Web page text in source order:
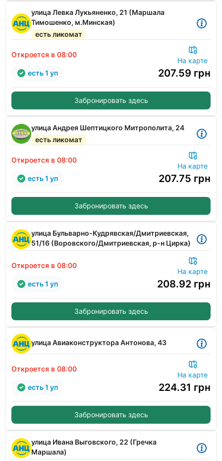
улица Левка Лукьяненко, 21 (Маршала
Тимошенко, м.Минская)
есть ликомат
Откроется в 08:00
На карте
207.59 грн
есть 1 уп
Забронировать здесь
улица Андрея Шептицкого Митрополита, 24
есть ликомат
Откроется в 08:00
На карте
207.75 грн
есть 1 уп
Забронировать здесь
улица Бульварно-Кудрявская/Дмитриевская,
51/16 (Воровского/Дмитриевская, р-н Цирка)
Откроется в 08:00
На карте
208.92 грн
есть 1 уп
Забронировать здесь
улица Авиаконструктора Антонова, 43
Откроется в 08:00
На карте
224.31 грн
есть 1 уп
Забронировать здесь
улица Ивана Выговского, 22 (Гречка
Маршала)